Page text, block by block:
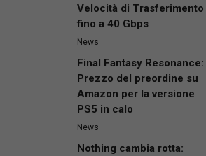
Velocità di Trasferimento
fino a 40 Gbps
News
Final Fantasy Resonance:
Prezzo del preordine su
Amazon per la versione
PS5 in calo
News
Nothing cambia rotta: